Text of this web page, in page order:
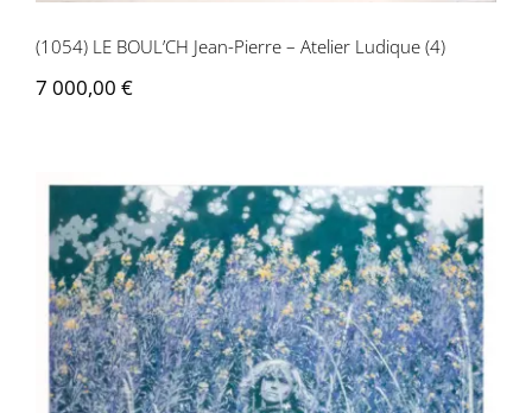
(1054) LE BOUL’CH Jean-Pierre – Atelier Ludique (4)
7 000,00 €
26039 – Regard le long des routes – LE
BOUL’CH Jean-Pierre